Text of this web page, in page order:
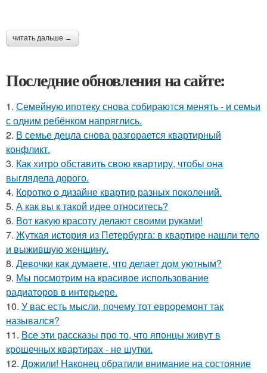
читать дальше →
Последние обновления на сайте:
1. Семейную ипотеку снова собираются менять - и семьи
с одним ребёнком напряглись.
2. В семье децла снова разгорается квартирный
конфликт.
3. Как хитро обставить свою квартиру, чтобы она
выглядела дорого.
4. Коротко о дизайне квартир разных поколений.
5. А как вы к такой идее относитесь?
6. Вот какую красоту делают своими руками!
7. Жуткая история из Петербурга: в квартире нашли тело
и выжившую женщину.
8. Девочки как думаете, что делает дом уютным?
9. Мы посмотрим на красивое использование
радиаторов в интерьере.
10. У вас есть мысли, почему тот евроремонт так
назывался?
11. Все эти рассказы про то, что японцы живут в
крошечных квартирах - не шутки.
12. Дожили! Наконец обратили внимание на состояние